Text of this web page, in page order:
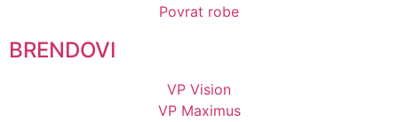
Povrat robe
BRENDOVI
VP Vision
VP Maximus